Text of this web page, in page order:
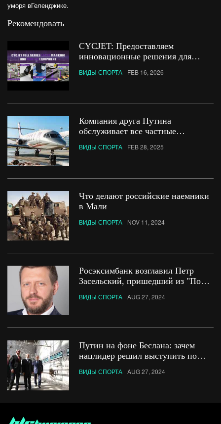
уморя вГеленджике.
Рекомендовать
CYCJET: Предоставляем
инновационные решения для
«Пояс и путь».
ВИДЫ СПОРТА FEB 16, 2026
Компания друга Путина
обслуживает все частные
олигархов в крупнейших
ВИДЫ СПОРТА FEB 28, 2025
Что делают российские наемники
в Мали
ВИДЫ СПОРТА NOV 11, 2024
Росэксимбанк возглавил Петр
Засельский, пришедший из "Почта
ВИДЫ СПОРТА AUG 27, 2024
Путин на фоне Беслана: зачем
нацлидер решил выступить по
истории России теракта
ВИДЫ СПОРТА AUG 27, 2024